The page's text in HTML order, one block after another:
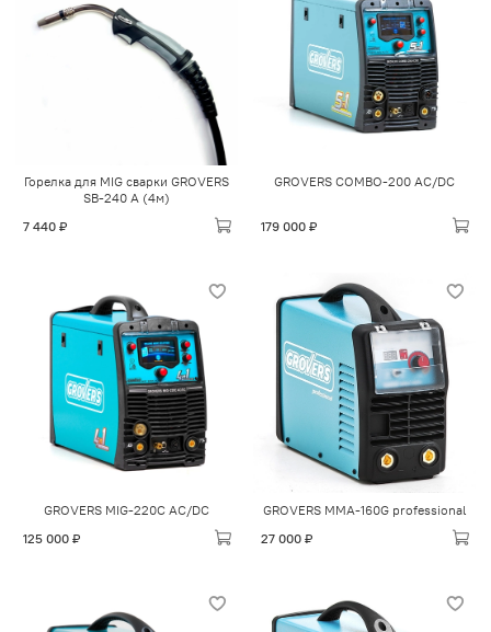
Горелка для MIG сварки GROVERS
SB-240 A (4м)
7 440 ₽
GROVERS COMBO-200 AC/DC
179 000 ₽
GROVERS MIG-220С AC/DC
125 000 ₽
GROVERS MMA-160G professional
27 000 ₽